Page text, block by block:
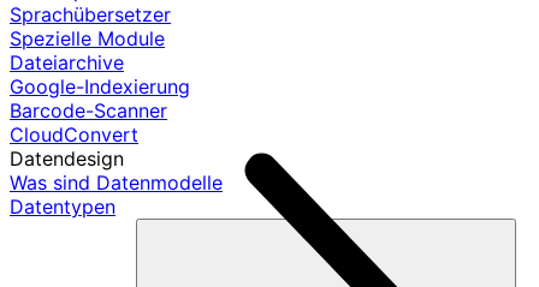
Sprachübersetzer
Spezielle Module
Dateiarchive
Google-Indexierung
Barcode-Scanner
CloudConvert
Datendesign
Was sind Datenmodelle
Datentypen